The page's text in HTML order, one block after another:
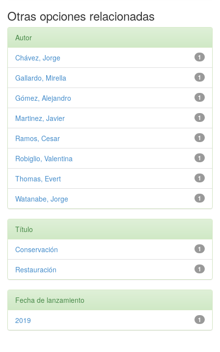
Otras opciones relacionadas
Autor
1
Chávez, Jorge
1
Gallardo, Mirella
1
Gómez, Alejandro
1
Martinez, Javier
1
Ramos, Cesar
1
Robiglio, Valentina
1
Thomas, Evert
1
Watanabe, Jorge
Título
1
Conservación
1
Restauración
Fecha de lanzamiento
1
2019